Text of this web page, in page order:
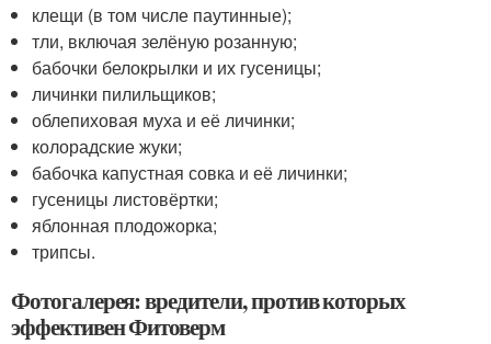
клещи (в том числе паутинные);
тли, включая зелёную розанную;
бабочки белокрылки и их гусеницы;
личинки пилильщиков;
облепиховая муха и её личинки;
колорадские жуки;
бабочка капустная совка и её личинки;
гусеницы листовёртки;
яблонная плодожорка;
трипсы.
Фотогалерея: вредители, против которых
эффективен Фитоверм